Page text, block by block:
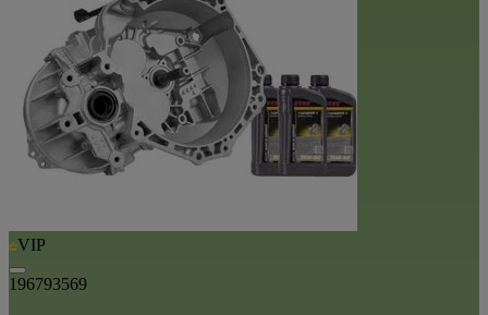
VIP
196793569